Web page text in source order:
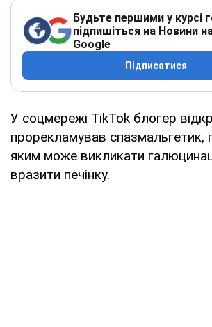
Будьте першими у курсі
підпишіться на Новини
Google
Підписатися
У соцмережі TikTok блогер
прорекламував спазмальгетик,
яким може викликати
вразити печінку.